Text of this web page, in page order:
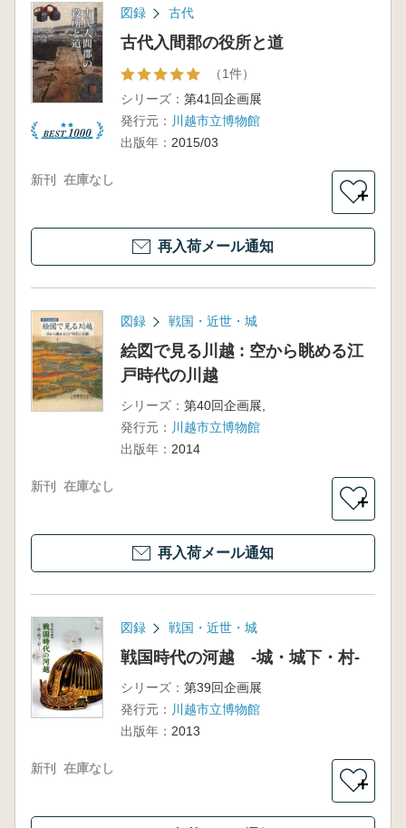
図録 古代
古代入間郡の役所と道
（1件）
シリーズ： 第41回企画展
発行元： 川越市立博物館
出版年： 2015/03
新刊 在庫なし
＋
再入荷メール通知
図録 戦国・近世・城
絵図で見る川越 : 空から眺める江
戸時代の川越
シリーズ： 第40回企画展,
発行元： 川越市立博物館
出版年： 2014
新刊 在庫なし
＋
再入荷メール通知
図録 戦国・近世・城
戦国時代の河越 -城・城下・村-
シリーズ： 第39回企画展
発行元： 川越市立博物館
出版年： 2013
新刊 在庫なし
＋